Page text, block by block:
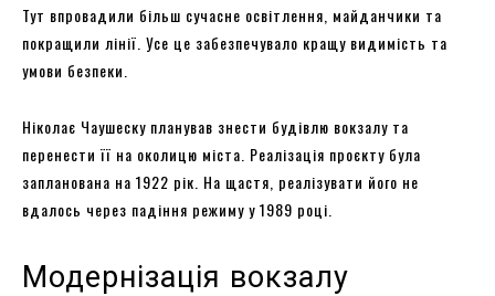
Тут впровадили більш сучасне освітлення, майданчики та
покращили лінії. Усе це забезпечувало кращу видимість та
умови безпеки.
Ніколає Чаушеску планував знести будівлю вокзалу та
перенести її на околицю міста. Реалізація проєкту була
запланована на 1922 рік. На щастя, реалізувати його не
вдалось через падіння режиму у 1989 році.
Модернізація вокзалу